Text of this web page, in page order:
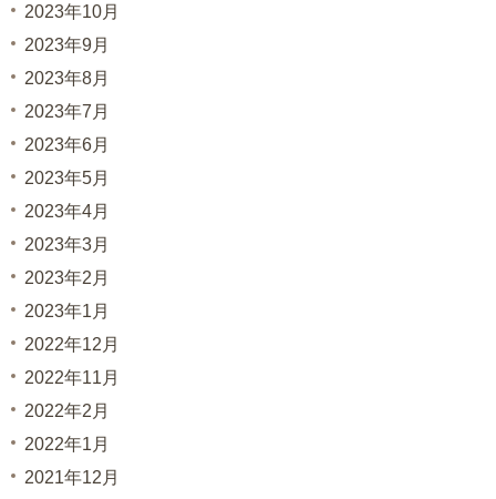
2023年10月
2023年9月
2023年8月
2023年7月
2023年6月
2023年5月
2023年4月
2023年3月
2023年2月
2023年1月
2022年12月
2022年11月
2022年2月
2022年1月
2021年12月